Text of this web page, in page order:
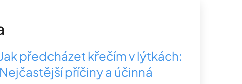
Jak předcházet křečím v lýtkách:
Nejčastější příčiny a účinná